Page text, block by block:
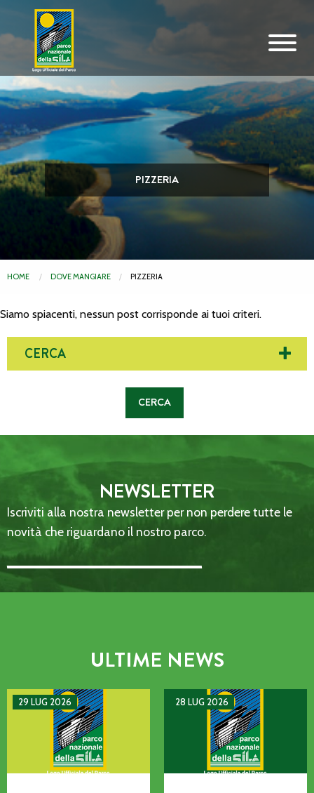
Vai al contenuto principale
PIZZERIA
HOME DOVE MANGIARE PIZZERIA
Siamo spiacenti, nessun post corrisponde ai tuoi criteri.
CERCA
NEWSLETTER
Iscriviti alla nostra newsletter per non perdere tutte le
novità che riguardano il nostro parco.
Email Address::: (required)
ULTIME NEWS
29 LUG 2026
AVVISO DI GUASTO SULLA LINEA TELEFONICA DELL’ENTE
28 LUG 2026
MANIFESTAZIONE DI